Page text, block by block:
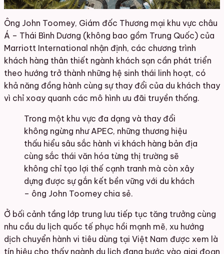
Ông John Toomey, Giám đốc Thương mại khu vực châu
Á – Thái Bình Dương (không bao gồm Trung Quốc) của
Marriott International nhận định, các chương trình
khách hàng thân thiết ngành khách sạn cần phát triển
theo hướng trở thành những hệ sinh thái linh hoạt, có
khả năng đồng hành cùng sự thay đổi của du khách thay
vì chỉ xoay quanh các mô hình ưu đãi truyền thống.
Trong một khu vực đa dạng và thay đổi
không ngừng như APEC, những thương hiệu
thấu hiểu sâu sắc hành vi khách hàng bản địa
cùng sắc thái văn hóa từng thị trường sẽ
không chỉ tạo lợi thế cạnh tranh mà còn xây
dựng được sự gắn kết bền vững với du khách
– ông John Toomey chia sẻ.
Ở bối cảnh tầng lớp trung lưu tiếp tục tăng trưởng cùng
nhu cầu du lịch quốc tế phục hồi mạnh mẽ, xu hướng
dịch chuyển hành vi tiêu dùng tại Việt Nam được xem là
tín hiệu cho thấy ngành du lịch đang bước vào giai đoạn